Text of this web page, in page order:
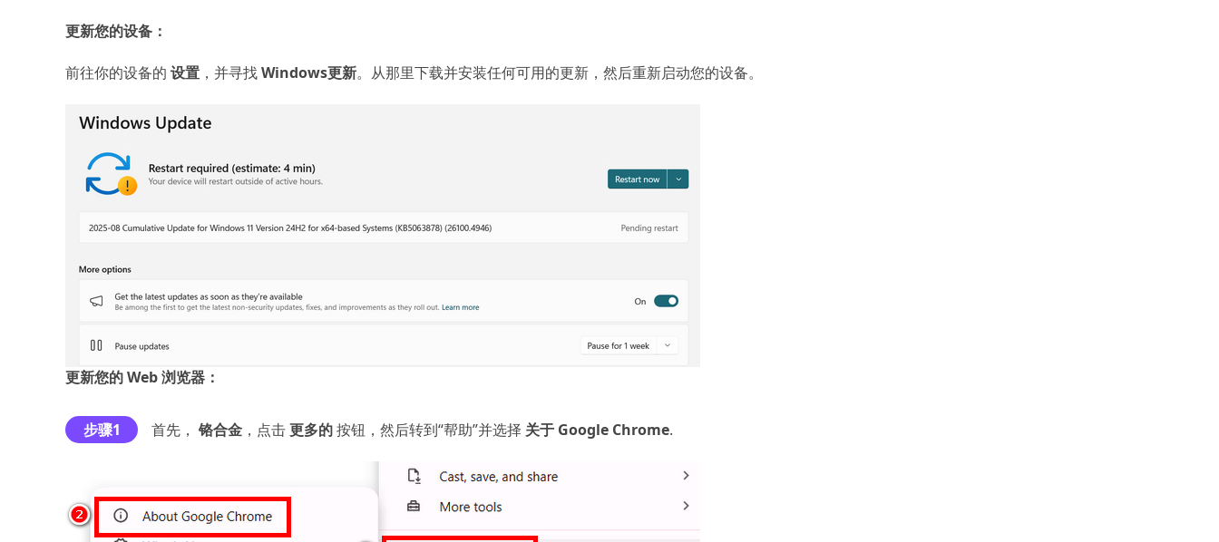
更新您的设备：
前往你的设备的 设置 ，并寻找Windows更新。从那里下载并安装任何可用的更新，然后重新启动您的设备。
更新您的 Web 浏览器：
步骤1 首先， 铬合金 ，点击更多的按钮，然后转到“帮助”并选择 关于 Google Chrome.